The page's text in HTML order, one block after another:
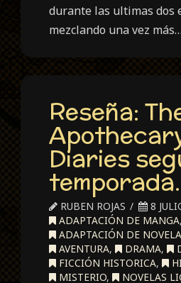
durante las ultimas dos
mezclando una vez más…
Reseña:
Diaries
temporada.
RUBEN ROJAS
8
ADAPTACIÓN DE MANGA,
ADAPTACIÓN DE NOVELA
AVENTURA, DRAMA,
FICCIÓN HISTORICA,
MISTERIO, NOVELAS